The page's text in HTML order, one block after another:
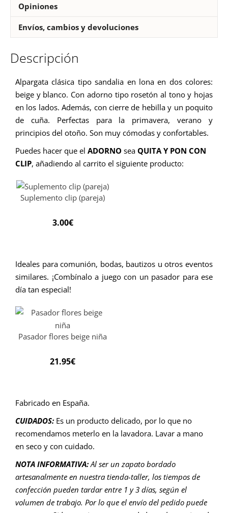
Opiniones
Envíos, cambios y devoluciones
Descripción
Alpargata clásica tipo sandalia en lona en dos colores:
beige y blanco. Con adorno tipo rosetón al tono y hojas
en los lados. Además, con cierre de hebilla y un poquito
de cuña. Perfectas para la primavera, verano y
principios del otoño. Son muy cómodas y confortables.
Puedes hacer que el ADORNO sea QUITA Y PON CON
CLIP, añadiendo al carrito el siguiente producto:
Suplemento clip (pareja)
3.00€
Ideales para comunión, bodas, bautizos u otros eventos
similares. ¡Combínalo a juego con un pasador para ese
día tan especial!
Pasador flores beige niña
21.95€
Fabricado en España.
CUIDADOS: Es un producto delicado, por lo que no
recomendamos meterlo en la lavadora. Lavar a mano
en seco y con cuidado.
NOTA INFORMATIVA:Al ser un zapato bordado
artesanalmente en nuestra tienda-taller, los tiempos de
confección pueden tardar entre 1 y 3 días, según el
volumen de trabajo. Por lo que el envío del pedido puede